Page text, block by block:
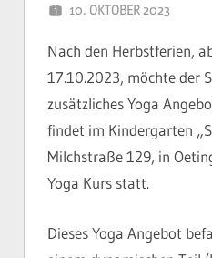
10. OKTOBER 2023
Nach den Herbstferien,
17.10.2023, möchte der
zusätzliches Yoga
findet im Kindergarten
Milchstraße 129, in
Yoga Kurs statt.
Dieses Yoga Angebot